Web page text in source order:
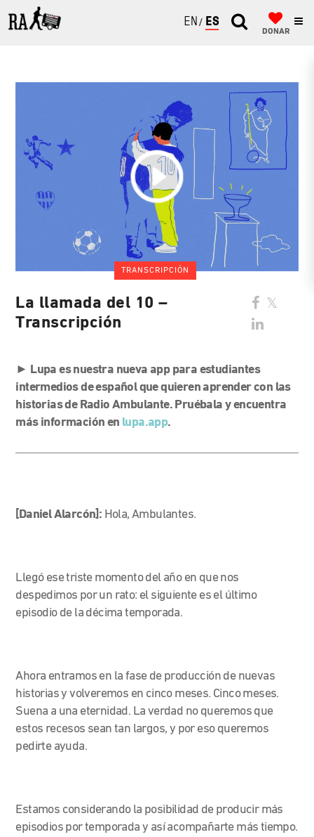
ENGLISH
ESPAÑOL
DONAR
TRANSCRIPCIÓN
La llamada del 10 –
Transcripción
► Lupa es nuestra nueva app para estudiantes
intermedios de español que quieren aprender con las
historias de Radio Ambulante. Pruébala y encuentra
más información en lupa.app.
[Daniel Alarcón]: Hola, Ambulantes.
Llegó ese triste momento del año en que nos
despedimos por un rato: el siguiente es el último
episodio de la décima temporada.
Ahora entramos en la fase de producción de nuevas
historias y volveremos en cinco meses. Cinco meses.
Suena a una eternidad. La verdad no queremos que
estos recesos sean tan largos, y por eso queremos
pedirte ayuda.
Estamos considerando la posibilidad de producir más
episodios por temporada y así acompañarte más tiempo.